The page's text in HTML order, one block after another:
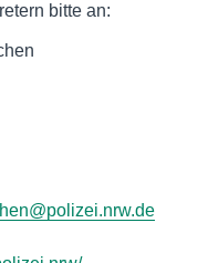
bitte an: